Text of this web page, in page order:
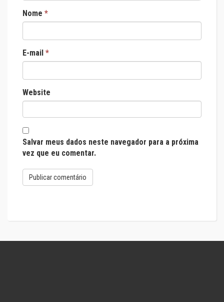
Nome *
E-mail *
Website
Salvar meus dados neste navegador para a próxima
vez que eu comentar.